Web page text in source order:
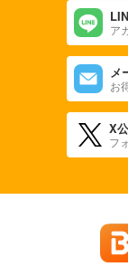
フォ
あら
フォ
あ
ア
メ
お
X
フ